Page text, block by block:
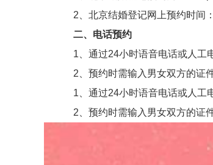
2、北京结婚登记网上预约时间：
二、电话预约
1、通过24小时语音电话或人工
2、预约时需输入男女双方的证件
1、通过24小时语音电话或人工
2、预约时需输入男女双方的证件